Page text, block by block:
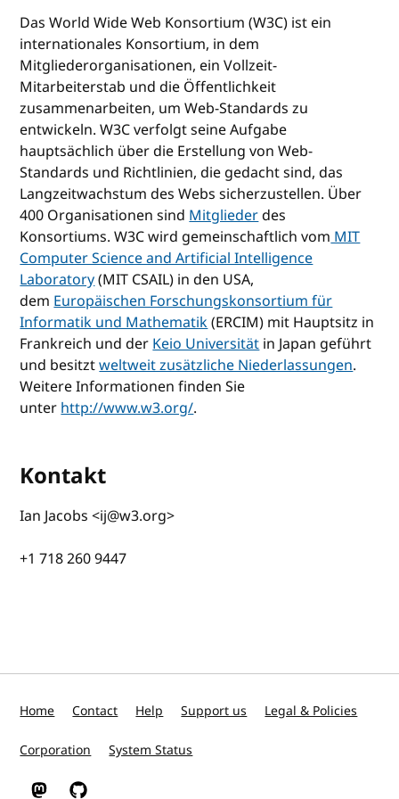
Das World Wide Web Konsortium (W3C) ist ein
internationales Konsortium, in dem
Mitgliederorganisationen, ein Vollzeit-
Mitarbeiterstab und die Öffentlichkeit
zusammenarbeiten, um Web-Standards zu
entwickeln. W3C verfolgt seine Aufgabe
hauptsächlich über die Erstellung von Web-
Standards und Richtlinien, die gedacht sind, das
Langzeitwachstum des Webs sicherzustellen. Über
400 Organisationen sindMitgliederdes
Konsortiums. W3C wird gemeinschaftlich vomMIT
Computer Science and Artificial Intelligence
Laboratory(MIT CSAIL) in den USA,
demEuropäischen Forschungskonsortium für
Informatik und Mathematik(ERCIM) mit Hauptsitz in
Frankreich und derKeio Universitätin Japan geführt
und besitztweltweit zusätzliche Niederlassungen.
Weitere Informationen finden Sie
unterhttp://www.w3.org/.
Kontakt
Ian Jacobs <ij@w3.org>
+1 718 260 9447
Home Contact Help Support us Legal & Policies
Corporation System Status